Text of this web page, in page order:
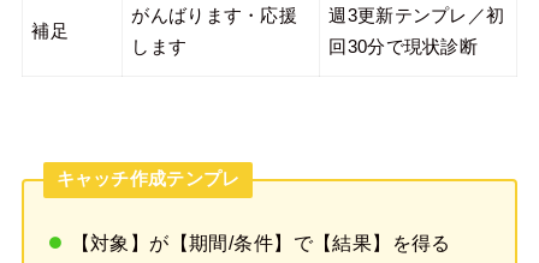
補足
がんばります・応援
します
週3更新テンプレ／初
回30分で現状診断
キャッチ作成テンプレ
【対象】が【期間/条件】で【結果】を得る